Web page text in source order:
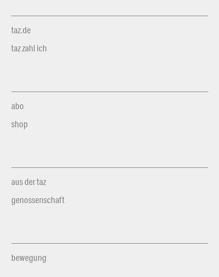
taz.de
taz zahl ich
abo
shop
aus der taz
genossenschaft
bewegung